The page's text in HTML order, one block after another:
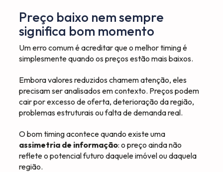
Preço baixo nem sempre
significa bom momento
Um erro comum é acreditar que o melhor timing é
simplesmente quando os preços estão mais baixos.
Embora valores reduzidos chamem atenção, eles
precisam ser analisados em contexto. Preços podem
cair por excesso de oferta, deterioração da região,
problemas estruturais ou falta de demanda real.
O bom timing acontece quando existe uma
assimetria de informação: o preço ainda não
reflete o potencial futuro daquele imóvel ou daquela
região.